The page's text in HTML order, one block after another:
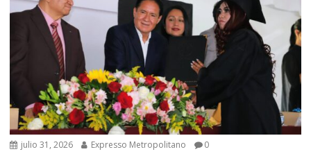
julio 31, 2026 Expresso Metropolitano 0